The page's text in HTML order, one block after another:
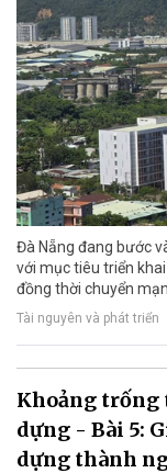
Đà Nẵng đang bước
với mục tiêu triển
đồng thời chuyển
Tài nguyên và phát triển
Khoảng trống
dựng - Bài 5:
dựng thành